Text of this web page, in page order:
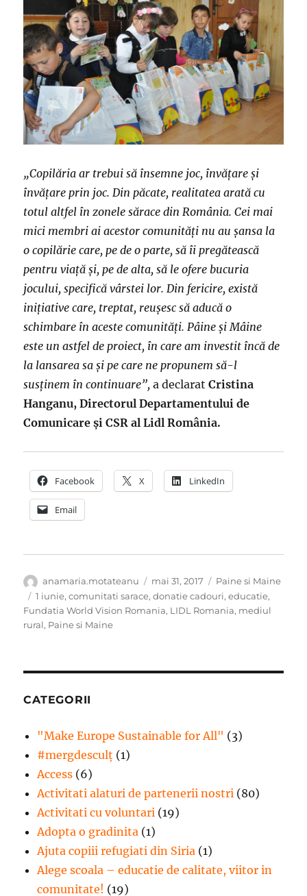
„Copilăria ar trebui să însemne joc, învățare și
învățare prin joc. Din păcate, realitatea arată cu
totul altfel în zonele sărace din România. Cei mai
mici membri ai acestor comunități nu au șansa la
o copilărie care, pe de o parte, să îi pregătească
pentru viață și, pe de alta, să le ofere bucuria
jocului, specifică vârstei lor. Din fericire, există
inițiative care, treptat, reușesc să aducă o
schimbare în aceste comunități. Pâine și Mâine
este un astfel de proiect, în care am investit încă de
la lansarea sa și pe care ne propunem să-l
susținem în continuare”,a declaratCristina
Hanganu, Directorul Departamentului de
Comunicare și CSR al Lidl România.
Facebook X LinkedIn
Email
Autor
anamaria.motateanu
Publicat
pe
mai 31, 2017 Categorii
Paine si Maine
Etichete
1 iunie,comunitati sarace,donatie cadouri,educatie,
Fundatia World Vision Romania, LIDL Romania, mediul
rural, Paine si Maine
CATEGORII
"Make Europe Sustainable for All" (3)
#mergdesculţ (1)
Access (6)
Activitati alaturi de partenerii nostri (80)
Activitati cu voluntari (19)
Adopta o gradinita (1)
Ajuta copiii refugiati din Siria (1)
Alege scoala – educatie de calitate, viitor in
comunitate! (19)